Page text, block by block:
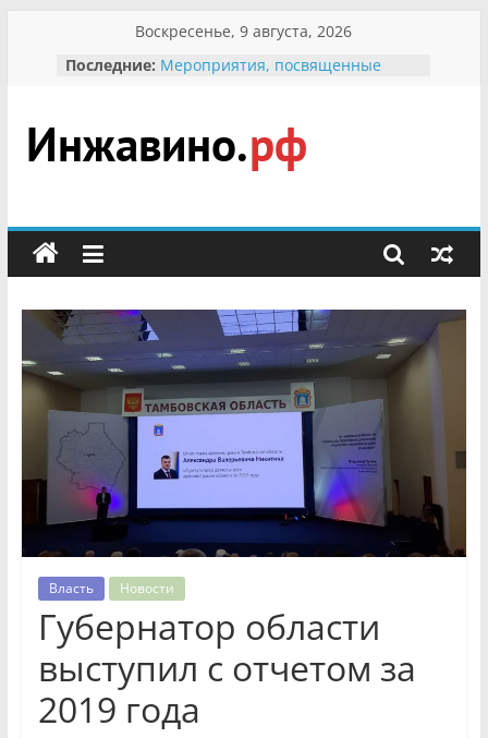
содержимому
Воскресенье, 9 августа, 2026
Последние: Мероприятия, посвященные
гражданин Инжавинского округа»
участнице Великой
Отечественной, фронтовичке
Безопасность в сети Интернет
мероприятии «Сохраним
первоцветы!»
В вольере Воронинского
заповедника родились крапчатые
суслики
Инжавино.рф
сельский
портал
Власть Новости
Губернатор области
выступил с отчетом за
2019 года